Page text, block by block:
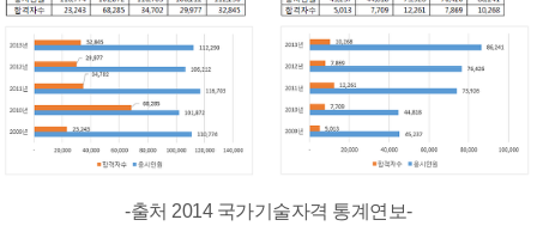
-출처 2014 국가기술자격 통계연보-